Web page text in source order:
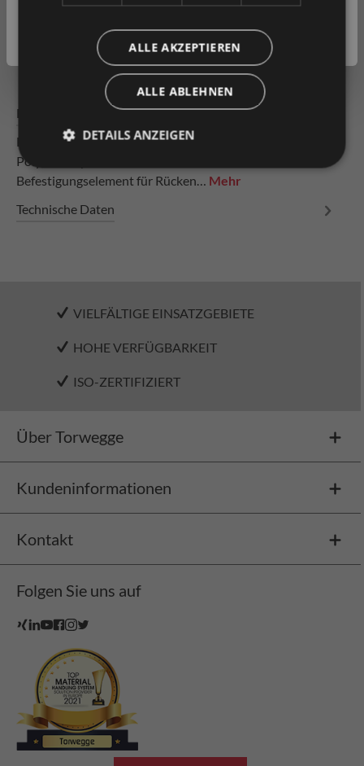
Produkt vergleichen
Fragen zum Produkt
Beschreibung
Expanderbefestigung rund aus Kunststoff bestehend aus:
Polyamid-Spreizhülse und Inbusschraube
Befestigungselement für Rücken… Mehr
Technische Daten
VIELFÄLTIGE EINSATZGEBIETE
HOHE VERFÜGBARKEIT
ISO-ZERTIFIZIERT
Über Torwegge
Kundeninformationen
Kontakt
Folgen Sie uns auf
Geschäftskunde( exkl. MwSt. )
ALLE AKZEPTIEREN
ALLE ABLEHNEN
DETAILS ANZEIGEN